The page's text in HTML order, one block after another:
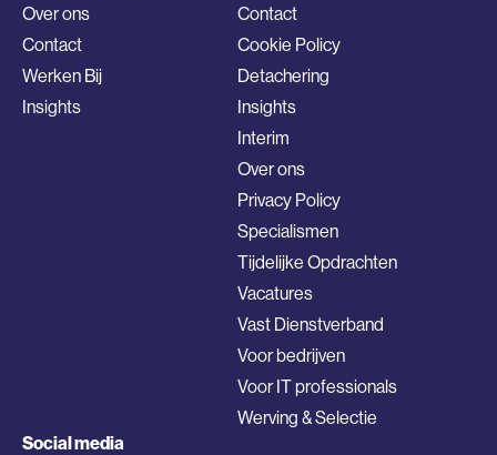
Over ons
Contact
Werken Bij
Insights
Contact
Cookie Policy
Detachering
Insights
Interim
Over ons
Privacy Policy
Specialismen
Tijdelijke Opdrachten
Vacatures
Vast Dienstverband
Voor bedrijven
Voor IT professionals
Werving & Selectie
Social media